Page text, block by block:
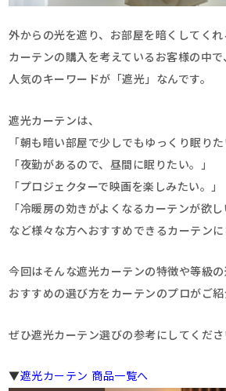
外からの光を遮り、お部屋を暗くしてくれ
カーテンの購入を考えているお客様の中
人気のキーワードが「遮光」なんです。
遮光カーテンは、
「朝も暗い部屋で少しでもゆっくり眠りた
「夜勤があるので、昼間に眠りたい。」
「プロジェクターで映画を楽しみたい。」
「冷暖房の効きがよくなるカーテンが欲し
など様々な方へおすすめできるカーテンに
今回はそんな遮光カーテンの特徴や等級の
おすすめの選び方をカーテンのプロがご紹
ぜひ遮光カーテン選びの参考にしてくださ
▼遮光カーテン 商品一覧へ